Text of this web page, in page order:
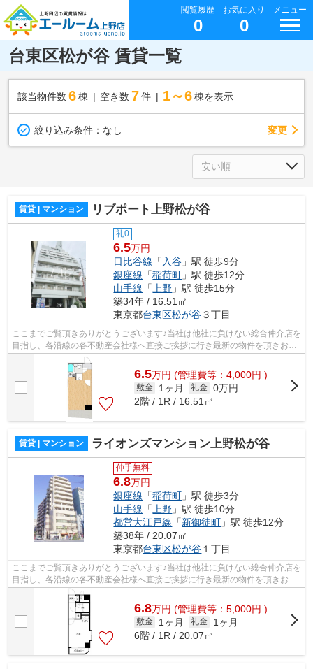
閲覧履歴
0
お気に入り
0
メニュー
台東区松が谷 賃貸一覧
該当物件数 6棟 空き数 7 件 1～6 棟を表示
絞り込み条件： なし 変更
賃貸 | マンション リブポート上野松が谷
礼0
6.5万円
日比谷線 「 入谷 」駅 徒歩9分
銀座線 「稲荷町 」駅 徒歩12分
山手線 「上野 」駅 徒歩15分
築34年 / 16.51㎡
東京都台東区松が谷３丁目
ここまでご覧頂きありがとうございます♪当社は他社に負けない総合仲介店を
目指し、各沿線の各不動産会社様へ直接ご挨拶に行き最新の物件を頂きお客
様へ提供しております！最新の情報は...
6.5万円 (管理費等：4,000円 )
敷金 1ヶ月 礼金 0万円
2階 / 1R / 16.51㎡
賃貸 | マンション ライオンズマンション上野松が谷
仲手無料
6.8万円
銀座線 「稲荷町 」駅 徒歩3分
山手線 「 上野 」駅 徒歩10分
都営大江戸線 「新御徒町 」駅 徒歩12分
築38年 / 20.07㎡
東京都台東区松が谷 １丁目
ここまでご覧頂きありがとうございます♪当社は他社に負けない総合仲介店を
目指し、各沿線の各不動産会社様へ直接ご挨拶に行き最新の物件を頂きお客
様へ提供しております！最新の情報は...
6.8万円 (管理費等：5,000円 )
敷金 1ヶ月 礼金
1ヶ月
6階 / 1R / 20.07㎡